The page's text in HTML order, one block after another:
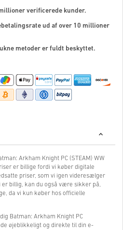
verificerede kunder.
ud af over 10 millioner
metoder er fuldt beskyttet.
Arkham Knight PC (STEAM) WW
er billige fordi vi køber digitale
priser, som vi igen videresælger
er billig, kan du også være sikker på,
da vi kun køber hos officielle
Batman: Arkham Knight PC
øjeblikkeligt og direkte til din e-